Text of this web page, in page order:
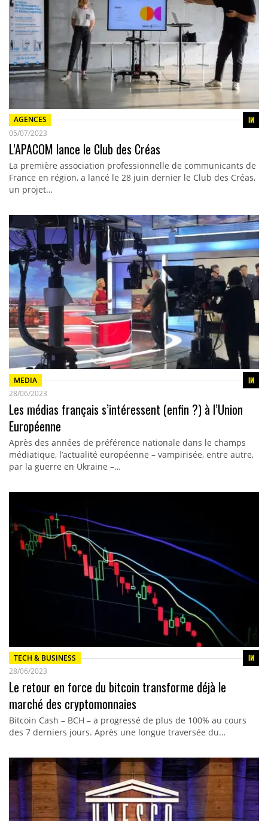
AGENCES
05/07/2023
L’APACOM lance le Club des Créas
La première association professionnelle de communicants de
France en région, a lancé le 28 juin dernier le Club des Créas,
un projet…
MEDIA
28/06/2023
Les médias français s’intéressent (enfin ?) à l’Union
Européenne
Après des années de préférence nationale dans le champs
médiatique, l’actualité européenne – vampirisée, entre autre,
par la guerre en Ukraine –…
TECH & BUSINESS
28/06/2023
Le retour en force du bitcoin transforme déjà le
marché des cryptomonnaies
Bitcoin Cash – BCH – a progressé de plus de 100% au cours
des 7 derniers jours. Après une longue traversée du…